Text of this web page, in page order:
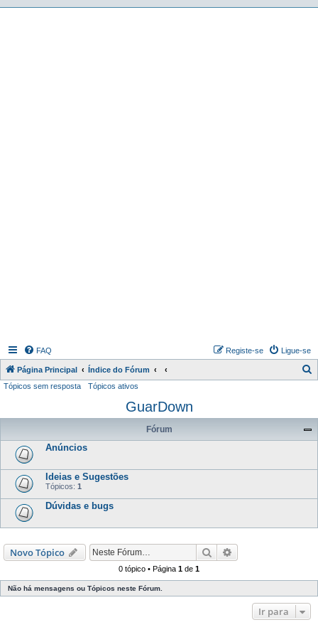
FAQ Ligue-se
Registe-se
Página Principal Índice do Fórum
q
s
Tópicos sem resposta Tópicos ativos
GuarDown
Fórum
Anúncios
Ideias e Sugestões
Tópicos: 1
Dúvidas e bugs
Novo Tópico Pesquisar
0 tópico • Página 1 de 1
Não há mensagens ou Tópicos neste Fórum.
Ir para